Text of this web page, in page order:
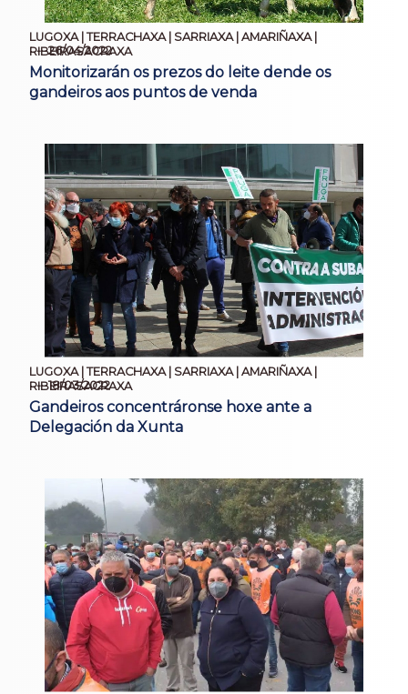
LUGOXA | TERRACHAXA | SARRIAXA | AMARIÑAXA |
RIBEIRASACRAXA
26/04/2022
Monitorizarán os prezos do leite dende os
gandeiros aos puntos de venda
LUGOXA | TERRACHAXA | SARRIAXA | AMARIÑAXA |
RIBEIRASACRAXA
18/03/2022
Gandeiros concentráronse hoxe ante a
Delegación da Xunta